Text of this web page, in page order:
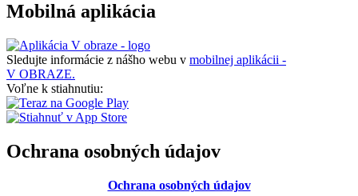
Mobilná aplikácia
Sledujte informácie z nášho webu v mobilnej aplikácii -
V OBRAZE.
Voľne k stiahnutiu:
Ochrana osobných údajov
Ochrana osobných údajov